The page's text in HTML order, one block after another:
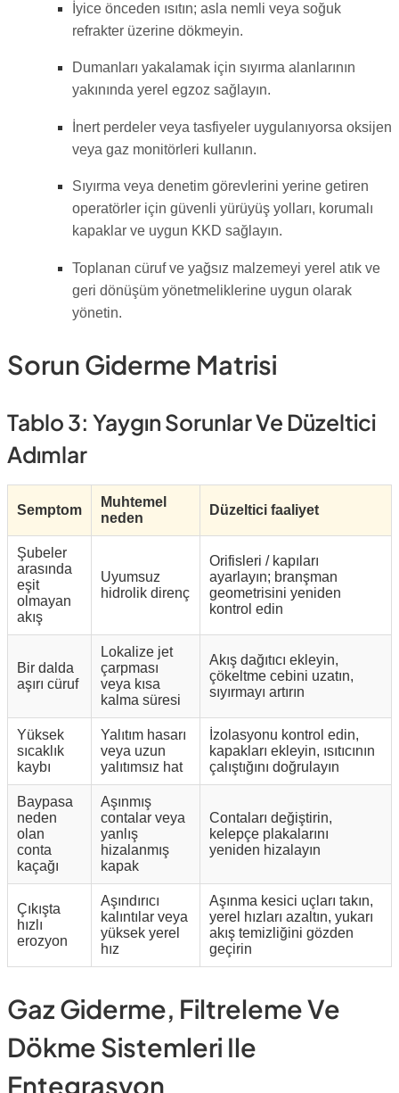
İyice önceden ısıtın; asla nemli veya soğuk
refrakter üzerine dökmeyin.
Dumanları yakalamak için sıyırma alanlarının
yakınında yerel egzoz sağlayın.
İnert perdeler veya tasfiyeler uygulanıyorsa oksijen
veya gaz monitörleri kullanın.
Sıyırma veya denetim görevlerini yerine getiren
operatörler için güvenli yürüyüş yolları, korumalı
kapaklar ve uygun KKD sağlayın.
Toplanan cüruf ve yağsız malzemeyi yerel atık ve
geri dönüşüm yönetmeliklerine uygun olarak
yönetin.
Sorun Giderme Matrisi
Tablo 3: Yaygın Sorunlar Ve Düzeltici
Adımlar
Semptom
Muhtemel
neden
Düzeltici faaliyet
Şubeler
arasında
eşit
olmayan
akış
Uyumsuz
hidrolik direnç
Orifisleri / kapıları
ayarlayın; branşman
geometrisini yeniden
kontrol edin
Bir dalda
aşırı cüruf
Lokalize jet
çarpması
veya kısa
kalma süresi
Akış dağıtıcı ekleyin,
çökeltme cebini uzatın,
sıyırmayı artırın
Yüksek
sıcaklık
kaybı
Yalıtım hasarı
veya uzun
yalıtımsız hat
İzolasyonu kontrol edin,
kapakları ekleyin, ısıtıcının
çalıştığını doğrulayın
Baypasa
neden
olan
conta
kaçağı
Aşınmış
contalar veya
yanlış
hizalanmış
kapak
Contaları değiştirin,
kelepçe plakalarını
yeniden hizalayın
Çıkışta
hızlı
erozyon
Aşındırıcı
kalıntılar veya
yüksek yerel
hız
Aşınma kesici uçları takın,
yerel hızları azaltın, yukarı
akış temizliğini gözden
geçirin
Gaz Giderme, Filtreleme Ve
Dökme Sistemleri Ile
Entegrasyon